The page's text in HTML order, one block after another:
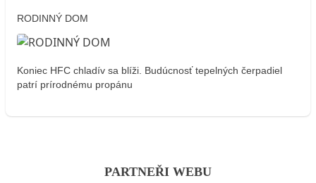
RODINNÝ DOM
Koniec HFC chladív sa blíži. Budúcnosť tepelných čerpadiel
patrí prírodnému propánu
PARTNEŘI WEBU